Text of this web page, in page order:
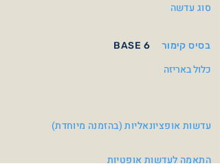
סוג עדשה
BASE 6 בסיס קימור
כלול באריזה
עדשות אופציונאליות (בהזמנה מיוחדת)
התאמה לעדשות אופטיות